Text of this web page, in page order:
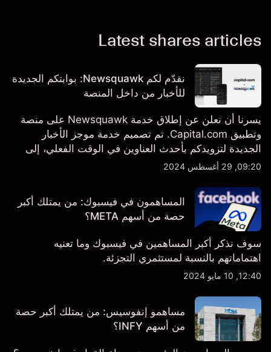
Latest shares articles
نقدّم لكم Newsquawk: بوابتكم الجديدة
للأخبار من داخل المنصة
يسرنا أن نعلن عن إطلاق خدمة Newsquawk على منصة
وتطبيق Capital.com. تم تصميم خدمة موجز الأخبار
الجديدة لتزويدكم بأحدث العناوين في الوقت الفعلي، إلى
جانب قصص إخبارية مخصصة وتقارير تحليلية متعمقة - وكل
بالضبط.
09:20, 29 أغسطس 2024
المساهمون في فيسبوك: من يمتلك أكبر
حصة من أسهم META؟
سوف نذكر أكبر المساهمين في فيسبوك وما تعنيه
اهتماماتهم بالنسبة لمستثمري التجزئة.
12:40, 10 مايو 2024
مساهمو إنفوسيس: من يمتلك أكبر حصة
من أسهم INFY؟